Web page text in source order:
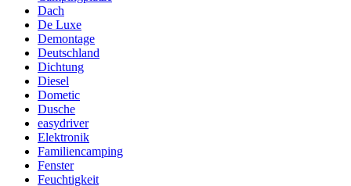
Dach
De Luxe
Demontage
Deutschland
Dichtung
Diesel
Dometic
Dusche
easydriver
Elektronik
Familiencamping
Fenster
Feuchtigkeit